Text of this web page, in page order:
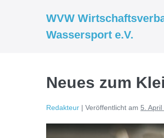
WVW
Wassersport e.V.
Neues zum
Redakteur | Veröffentlicht am 5. April